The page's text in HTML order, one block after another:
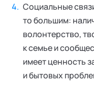
Социальные
то большим:
волонтерство,
к семье и
имеет ценность
и бытовых